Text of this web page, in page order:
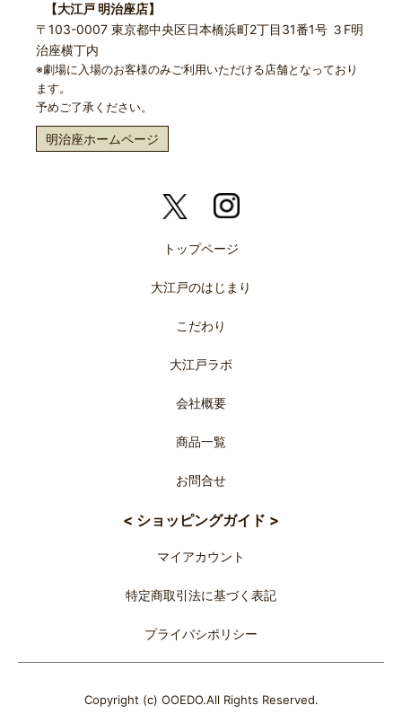
【大江戸 明治座店】
〒103-0007 東京都中央区日本橋浜町2丁目31番1号 ３F明
治座横丁内
※劇場に入場のお客様のみご利用いただける店舗となっており
ます。
予めご了承ください。
明治座ホームページ
トップページ
大江戸のはじまり
こだわり
大江戸ラボ
会社概要
商品一覧
お問合せ
< ショッピングガイド >
マイアカウント
特定商取引法に基づく表記
プライバシポリシー
Copyright (c) OOEDO.All Rights Reserved.